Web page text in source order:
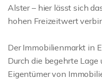
Alster – hier lässt sich
hohen Freizeitwert
Der Immobilienmarkt in
Durch die begehrte
Eigentümer von